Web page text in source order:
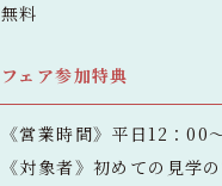
無料
フェア参加特典
《営業時間》平日12：00
《対象者》初めての見学